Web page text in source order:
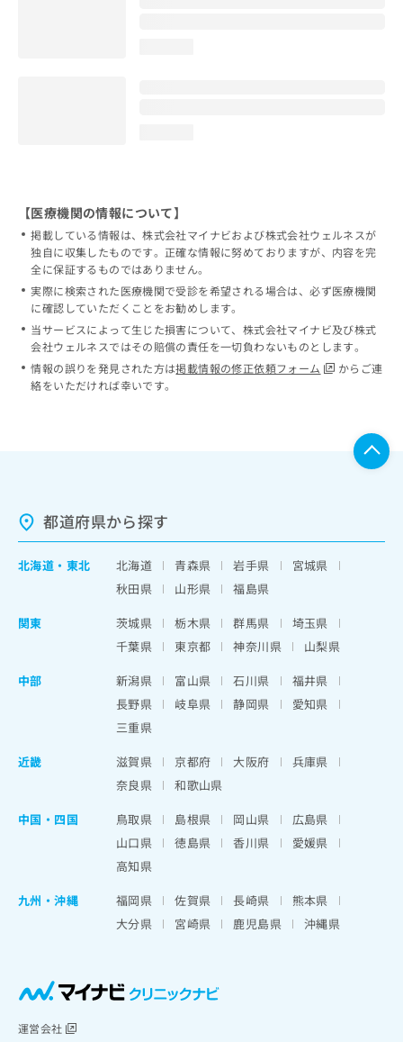
【医療機関の情報について】
掲載している情報は、株式会社マイナビおよび株式会社ウェルネスが
独自に収集したものです。正確な情報に努めておりますが、内容を完
全に保証するものではありません。
実際に検索された医療機関で受診を希望される場合は、必ず医療機関
に確認していただくことをお勧めします。
当サービスによって生じた損害について、株式会社マイナビ及び株式
会社ウェルネスではその賠償の責任を一切負わないものとします。
情報の誤りを発見された方は掲載情報の修正依頼フォーム
からご連
絡をいただければ幸いです。
都道府県から探す
北海道 ・ 東北 北海道 青森県 岩手県
宮城県
秋田県
山形県
福島県
関東
茨城県 栃木県 群馬県
埼玉県
千葉県
東京都 神奈川県
山梨県
中部
新潟県 富山県 石川県
福井県
長野県
岐阜県 静岡県
愛知県
三重県
近畿
滋賀県 京都府 大阪府
兵庫県
奈良県
和歌山県
中国・四国
鳥取県 島根県 岡山県
広島県
山口県
徳島県 香川県
愛媛県
高知県
九州・沖縄
福岡県 佐賀県 長崎県
熊本県
大分県
宮崎県 鹿児島県 沖縄県
運営会社